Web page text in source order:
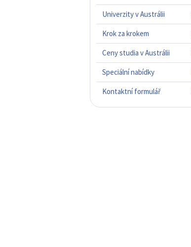
Univerzity v Austrálii
Krok za krokem
Ceny studia v Austrálii
Speciální nabídky
Kontaktní formulář